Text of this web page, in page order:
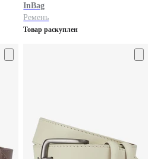
InBag
Ремень
Товар раскуплен